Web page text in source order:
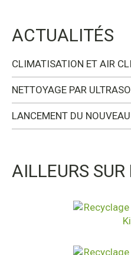
ACTUALITÉS
CLIMATISATION ET AIR
NETTOYAGE PAR
LANCEMENT DU
AILLEURS SUR